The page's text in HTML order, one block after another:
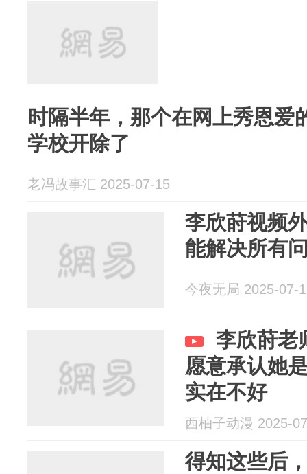
时隔半年，那个在网上秀恩爱
学校开除了
老冯故事汇 2025-07-15
李欣莳视频
能解决所有
今夜无局 2025-07-
李欣莳老
愿意承认她
实在不好
西柚子动漫 2025-
得知这些后